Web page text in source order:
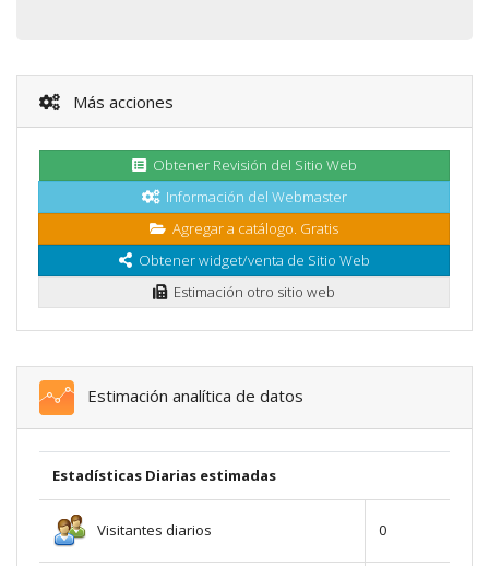
Más acciones
Obtener Revisión del Sitio Web
Información del Webmaster
Agregar a catálogo. Gratis
Obtener widget/venta de Sitio Web
Estimación otro sitio web
Estimación analítica de datos
Estadísticas Diarias estimadas
Visitantes diarios 0